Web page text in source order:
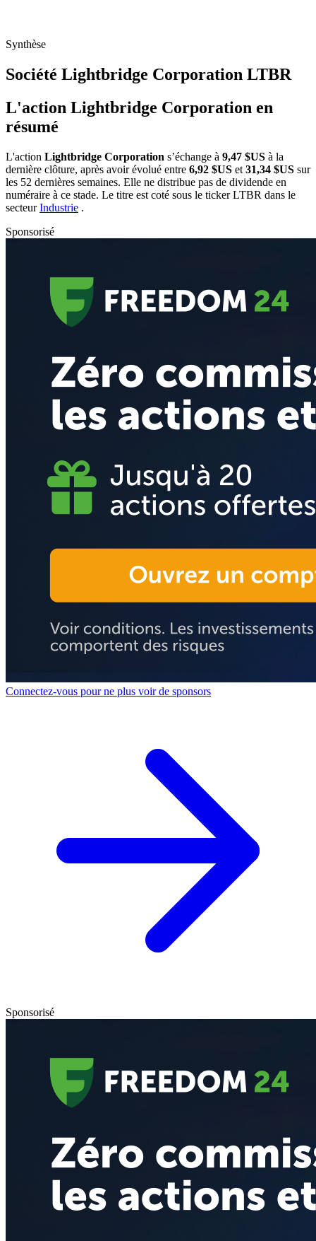
Synthèse
Société Lightbridge Corporation LTBR
L'action Lightbridge Corporation en
résumé
L'action Lightbridge Corporation s’échange à 9,47 $US à la
dernière clôture, après avoir évolué entre 6,92 $US et 31,34 $US sur
les 52 dernières semaines. Elle ne distribue pas de dividende en
numéraire à ce stade. Le titre est coté sous le tickerLTBR dans le
secteurIndustrie .
Sponsorisé
Connectez-vous pour ne plus voir de sponsors
Sponsorisé